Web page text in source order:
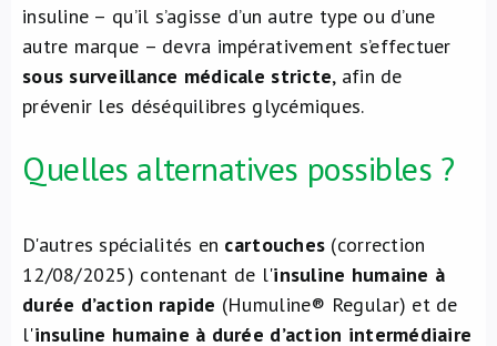
insuline – qu’il s’agisse d’un autre type ou d’une
autre marque – devra impérativement s’effectuer
sous surveillance médicale stricte, afin de
prévenir les déséquilibres glycémiques.
Quelles alternatives possibles ?
D'autres spécialités en cartouches (correction
12/08/2025) contenant de l'insuline humaine à
durée d’action rapide (Humuline® Regular) et de
l'insuline humaine à durée d’action intermédiaire